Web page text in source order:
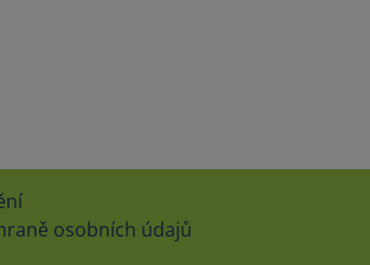
osobních údajů